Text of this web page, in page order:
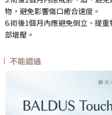
物，避免影響傷口癒合速度。
6.術後1個月內應避免倒立、提
部增壓。
不能錯過